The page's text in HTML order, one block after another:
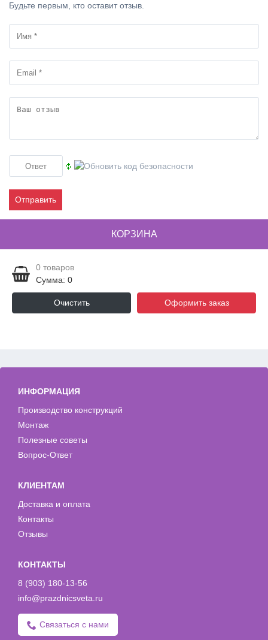
Будьте первым, кто оставит отзыв.
Отправить
КОРЗИНА
0 товаров
Сумма: 0
Очистить Оформить заказ
ИНФОРМАЦИЯ
Производство конструкций
Монтаж
Полезные советы
Вопрос-Ответ
КЛИЕНТАМ
Доставка и оплата
Контакты
Отзывы
КОНТАКТЫ
8 (903) 180-13-56
info@prazdnicsveta.ru
Связаться с нами